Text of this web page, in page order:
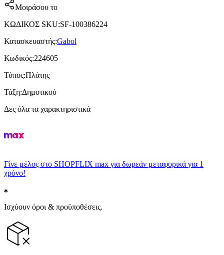
Μοιράσου το
ΚΩΔΙΚΟΣ SKU:SF-100386224
Κατασκευαστής:Gabol
Κωδικός:224605
Τύπος:Πλάτης
Τάξη:Δημοτικού
Δες όλα τα χαρακτηριστικά
Γίνε μέλος στο SHOPFLIX max για δωρεάν μεταφορικά για 1
χρόνο!
Ισχύουν όροι & προϋποθέσεις.